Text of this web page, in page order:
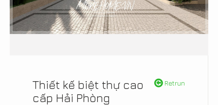
Retrun
Thiết kế biệt thự cao
cấp Hải Phòng